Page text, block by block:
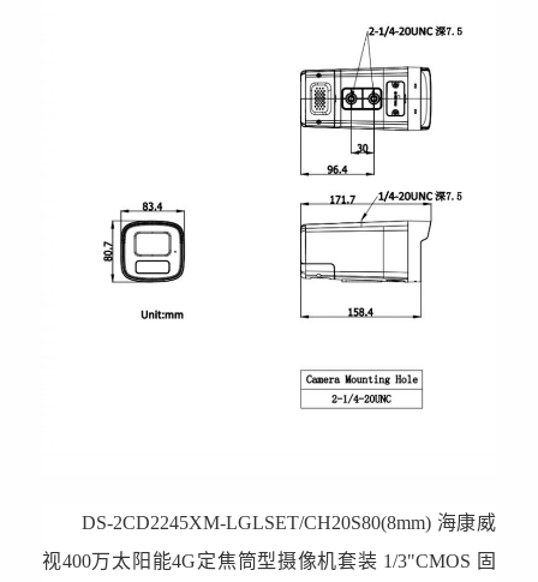
DS-2CD2245XM-LGLSET/CH20S80(8mm) 海康威
视400万太阳能4G定焦筒型摄像机套装 1/3"CMOS 固